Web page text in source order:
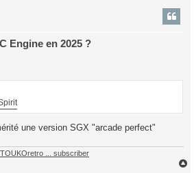
Engine en 2025 ?
une version SGX "arcade perfect"
... subscriber